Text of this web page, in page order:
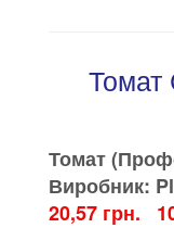
Томат
Томат
Виробник:
20,57 грн.